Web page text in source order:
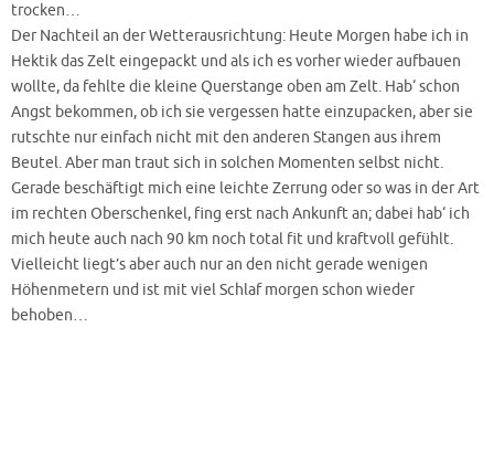
trocken…
Der Nachteil an der Wetterausrichtung: Heute Morgen habe ich in
Hektik das Zelt eingepackt und als ich es vorher wieder aufbauen
wollte, da fehlte die kleine Querstange oben am Zelt. Hab‘ schon
Angst bekommen, ob ich sie vergessen hatte einzupacken, aber sie
rutschte nur einfach nicht mit den anderen Stangen aus ihrem
Beutel. Aber man traut sich in solchen Momenten selbst nicht.
Gerade beschäftigt mich eine leichte Zerrung oder so was in der Art
im rechten Oberschenkel, fing erst nach Ankunft an; dabei hab‘ ich
mich heute auch nach 90 km noch total fit und kraftvoll gefühlt.
Vielleicht liegt’s aber auch nur an den nicht gerade wenigen
Höhenmetern und ist mit viel Schlaf morgen schon wieder
behoben…